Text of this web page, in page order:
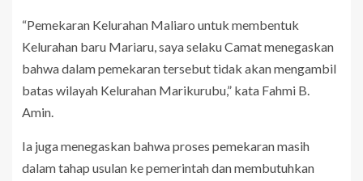
“Pemekaran Kelurahan Maliaro untuk membentuk
Kelurahan baru Mariaru, saya selaku Camat menegaskan
bahwa dalam pemekaran tersebut tidak akan mengambil
batas wilayah Kelurahan Marikurubu,” kata Fahmi B.
Amin.
Ia juga menegaskan bahwa proses pemekaran masih
dalam tahap usulan ke pemerintah dan membutuhkan